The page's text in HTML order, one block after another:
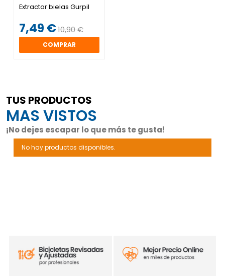
Extractor bielas Gurpil
7,49 €10,90 €
COMPRAR
TUS PRODUCTOS
MAS VISTOS
¡No dejes escapar lo que más te gusta!
No hay productos disponibles.